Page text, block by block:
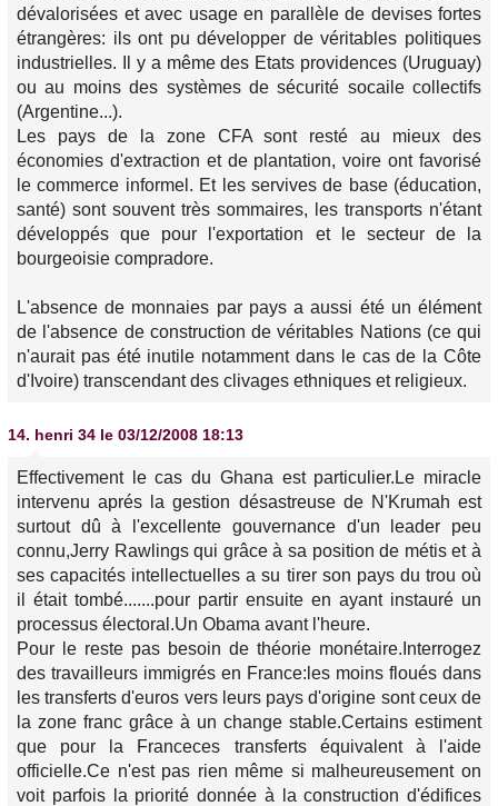
dévalorisées et avec usage en parallèle de devises fortes
étrangères: ils ont pu développer de véritables politiques
industrielles. Il y a même des Etats providences (Uruguay)
ou au moins des systèmes de sécurité socaile collectifs
(Argentine...).
Les pays de la zone CFA sont resté au mieux des
économies d'extraction et de plantation, voire ont favorisé
le commerce informel. Et les servives de base (éducation,
santé) sont souvent très sommaires, les transports n'étant
développés que pour l'exportation et le secteur de la
bourgeoisie compradore.
L'absence de monnaies par pays a aussi été un élément
de l'absence de construction de véritables Nations (ce qui
n'aurait pas été inutile notamment dans le cas de la Côte
d'Ivoire) transcendant des clivages ethniques et religieux.
14. henri 34 le 03/12/2008 18:13
Effectivement le cas du Ghana est particulier.Le miracle
intervenu aprés la gestion désastreuse de N'Krumah est
surtout dû à l'excellente gouvernance d'un leader peu
connu,Jerry Rawlings qui grâce à sa position de métis et à
ses capacités intellectuelles a su tirer son pays du trou où
il était tombé.......pour partir ensuite en ayant instauré un
processus électoral.Un Obama avant l'heure.
Pour le reste pas besoin de théorie monétaire.Interrogez
des travailleurs immigrés en France:les moins floués dans
les transferts d'euros vers leurs pays d'origine sont ceux de
la zone franc grâce à un change stable.Certains estiment
que pour la Franceces transferts équivalent à l'aide
officielle.Ce n'est pas rien même si malheureusement on
voit parfois la priorité donnée à la construction d'édifices